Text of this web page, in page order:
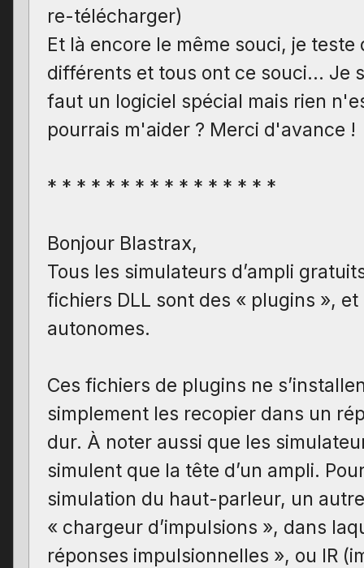
re-télécharger)
Et là encore le même souci, je teste
différents et tous ont ce souci... Je
faut un logiciel spécial mais rien
pourrais m'aider ? Merci d'avance !
* * * * * * * * * * * * * * * *
Bonjour Blastrax,
Tous les simulateurs d’ampli
fichiers DLL sont des « plugins »,
autonomes.
Ces fichiers de plugins ne
simplement les recopier dans un
dur. À noter aussi que les
simulent que la tête d’un ampli.
simulation du haut-parleur, un
« chargeur d’impulsions », dans
réponses impulsionnelles », ou IR